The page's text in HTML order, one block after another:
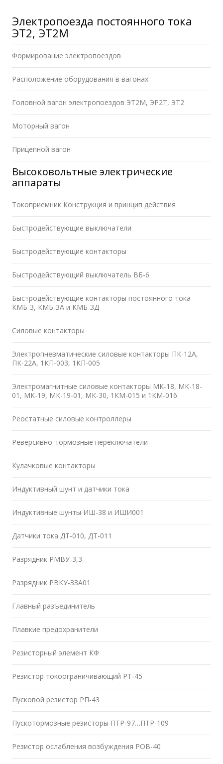
Электропоезда постоянного тока
ЭТ2, ЭТ2М
Формирование электропоездов
Расположение оборудования в вагонах
Головной вагон электропоездов ЭТ2М, ЭР2Т, ЭТ2
Моторный вагон
Прицепной вагон
Высоковольтные электрические
аппараты
Токоприемник Конструкция и принцип действия
Быстродействующие выключатели
Быстродействующие контакторы
Быстродействующий выключатель ВБ-6
Быстродействующие контакторы постоянного тока
КМБ-3, КМБ-ЗА и КМБ-ЗД
Силовые контакторы
Электропневматические силовые контакторы ПК-12А,
ПК-22А, 1КП-003, 1КП-005
Электромагнитные силовые контакторы МК-18, МК-18-
01, МК-19, МК-19-01, МК-30, 1КМ-015 и 1КМ-016
Реостатные силовые контроллеры
Реверсивно-тормозные переключатели
Кулачковые контакторы
Индуктивный шунт и датчики тока
Индуктивные шунты ИШ-38 и ИШИ001
Датчики тока ДТ-010, ДТ-011
Разрядник РМВУ-3,3
Разрядник РВКУ-ЗЗА01
Главный разъединитель
Плавкие предохранители
Резисторный элемент КФ
Резистор токоограничивающий РТ-45
Пусковой резистор РП-43
Пускотормозные резисторы ПТР-97…ПТР-109
Резистор ослабления возбуждения РОВ-40